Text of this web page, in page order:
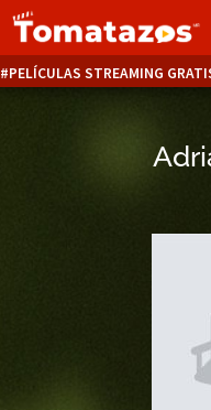
PELÍCULAS STREAMING